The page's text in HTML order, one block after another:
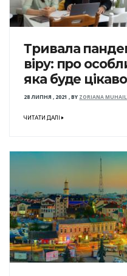
Тривала
віру: про
яка буде
28 ЛИПНЯ , 2021 ,BY ZORIANA
ЧИТАТИ ДАЛІ